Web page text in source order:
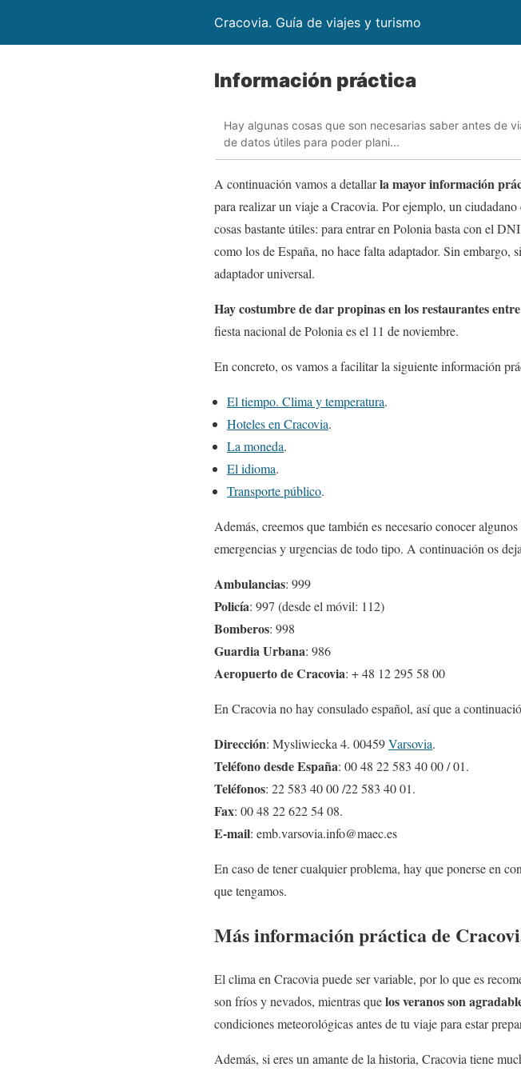
Cracovia. Guía de viajes y turismo
Información práctica
Hay algunas cosas que son necesarias saber antes de
de datos útiles para poder plani...
A continuación vamos a detallarla mayor información
para realizar un viaje a Cracovia. Por ejemplo, un ciudadano
cosas bastante útiles: para entrar en Polonia basta con el
como los de España, no hace falta adaptador. Sin embargo,
adaptador universal.
Hay costumbre de dar propinas en los restaurantes
fiesta nacional de Polonia es el 11 de noviembre.
En concreto, os vamos a facilitar la siguiente información
El tiempo. Clima y temperatura.
Hoteles en Cracovia.
La moneda.
El idioma.
Transporte público.
Además, creemos que también es necesario conocer
emergencias y urgencias de todo tipo. A continuación os
Ambulancias: 999
Policía: 997 (desde el móvil: 112)
Bomberos: 998
Guardia Urbana: 986
Aeropuerto de Cracovia: + 48 12 295 58 00
En Cracovia no hay consulado español, así que a
Dirección: Mysliwiecka 4. 00459Varsovia.
Teléfono desde España: 00 48 22 583 40 00 / 01.
Teléfonos: 22 583 40 00 /22 583 40 01.
Fax: 00 48 22 622 54 08.
E-mail: emb.varsovia.info@maec.es
En caso de tener cualquier problema, hay que ponerse en
que tengamos.
Más información práctica de
El clima en Cracovia puede ser variable, por lo que es
son fríos y nevados, mientras quelos veranos son
condiciones meteorológicas antes de tu viaje para estar
Además, si eres un amante de la historia, Cracovia tiene